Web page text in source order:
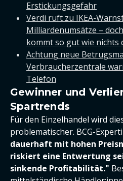
Erstickungsgefahr
Verdi ruft zu IKEA-
Milliardenumsätze –
kommt so gut wie nichts
Achtung neue
Verbraucherzentrale
Telefon
Gewinner und
Spartrends
Für den Einzelhandel wird
problematischer. BCG-
dauerhaft mit hohen
riskiert eine Entwertung
sinkende Profitabilität."